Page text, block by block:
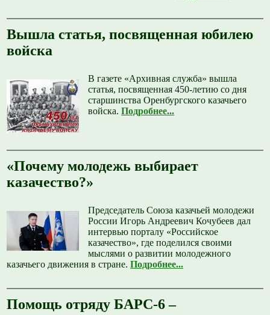
Вышла статья, посвященная юбилею
войска
В газете «Архивная служба» вышла
статья, посвященная 450-летию со дня
старшинства Оренбургского казачьего
войска.Подробнее...
«Почему молодежь выбирает
казачество?»
Председатель Союза казачьей молодежи
России Игорь Андреевич Кочубеев дал
интервью порталу «Российское
казачество», где поделился своими
мыслями о развитии молодежного
казачьего движения в стране.Подробнее...
Помощь отряду БАРС-6 –